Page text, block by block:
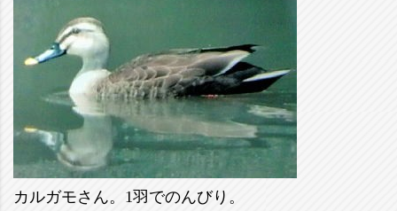
カルガモさん。1羽でのんびり。